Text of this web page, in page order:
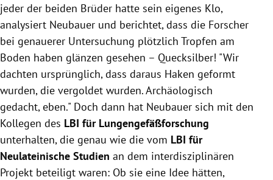
jeder der beiden Brüder hatte sein eigenes Klo,
analysiert Neubauer und berichtet, dass die Forscher
bei genauerer Untersuchung plötzlich Tropfen am
Boden haben glänzen gesehen – Quecksilber! "Wir
dachten ursprünglich, dass daraus Haken geformt
wurden, die vergoldet wurden. Archäologisch
gedacht, eben." Doch dann hat Neubauer sich mit den
Kollegen des LBI für Lungengefäßforschung
unterhalten, die genau wie die vom LBI für
Neulateinische Studien an dem interdisziplinären
Projekt beteiligt waren: Ob sie eine Idee hätten,